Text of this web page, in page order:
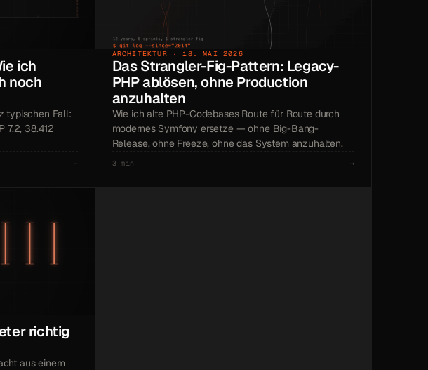
ich
noch
typischen Fall:
7.2, 38.412
→
ARCHITEKTUR · 18. MAI 2026
Das Strangler-Fig-Pattern: Legacy-
PHP ablösen, ohne Production
anzuhalten
Wie ich alte PHP-Codebases Route für Route durch
modernes Symfony ersetze — ohne Big-Bang-
Release, ohne Freeze, ohne das System anzuhalten.
3 min →
richtig
aus einem